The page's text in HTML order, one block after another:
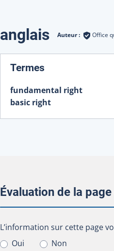
Traductions
anglais Auteur : Office
Termes
fundamental right
basic right
Évaluation de la
L’information sur cette page
L’information sur cette page
Oui
Non